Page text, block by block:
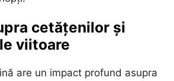
cetățenilor și
viitoare
are un impact profund asupra